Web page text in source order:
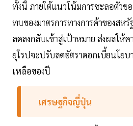
ทั้งนี้ ภายใต้แนวโน้มการชะลอตัวข
ทบของมาตรการทางการค้าของสห
ลดลงกลับเข้าสู่เป้าหมาย ส่งผลให้ค
ยุโรปจะปรับลดอัตราดอกเบี้ยนโยบ
เหลือของปี
เศรษฐกิจญี่ปุ่น